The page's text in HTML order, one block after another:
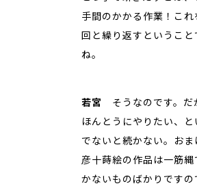
手間のかかる作業！これ
回と繰り返すということ
ね。
若宮
そうなのです。だ
ほんとうにやりたい、と
でないと続かない。おま
彦十蒔絵の作品は一筋縄
かないものばかりですの